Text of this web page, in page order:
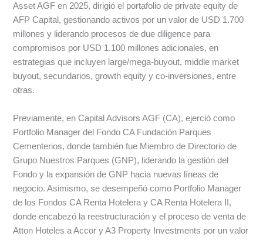
Asset AGF en 2025, dirigió el portafolio de private equity de
AFP Capital, gestionando activos por un valor de USD 1.700
millones y liderando procesos de due diligence para
compromisos por USD 1.100 millones adicionales, en
estrategias que incluyen large/mega-buyout, middle market
buyout, secundarios, growth equity y co-inversiones, entre
otras.
Previamente, en Capital Advisors AGF (CA), ejerció como
Portfolio Manager del Fondo CA Fundación Parques
Cementerios, donde también fue Miembro de Directorio de
Grupo Nuestros Parques (GNP), liderando la gestión del
Fondo y la expansión de GNP hacia nuevas líneas de
negocio. Asimismo, se desempeñó como Portfolio Manager
de los Fondos CA Renta Hotelera y CA Renta Hotelera II,
donde encabezó la reestructuración y el proceso de venta de
Atton Hoteles a Accor y A3 Property Investments por un valor